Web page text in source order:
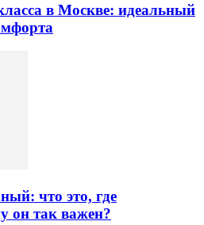
в Москве: идеальный
что это, где
он так важен?